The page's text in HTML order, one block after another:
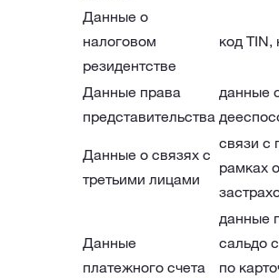
Данные о
налоговом
резидентстве
код TIN,
Данные права
представительства
данные
Данные о связях с
третьими лицами
связи с
рамках
Данные
платежного счета
данные
сальдо
по